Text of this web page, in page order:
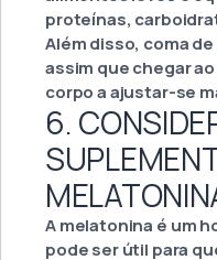
proteínas,
Além disso, coma
assim que chegar
corpo a ajustar-se
6.
A melatonina é um
pode ser útil para